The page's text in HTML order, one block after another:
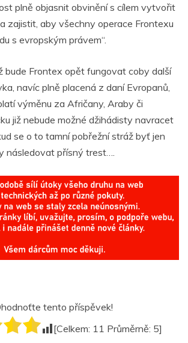
plně objasnit obvinění s cílem vytvořit
zajistit, aby všechny operace Frontexu
s evropským právem“.
bude Frontex opět fungovat coby další
navíc plně placená z daní Evropanů,
výměnu za Afričany, Araby či
již nebude možné džihádisty navracet
se o to tamní pobřežní stráž byť jen
následovat přísný trest….
tento příspěvek!
[Celkem: 11 Průměrně: 5]